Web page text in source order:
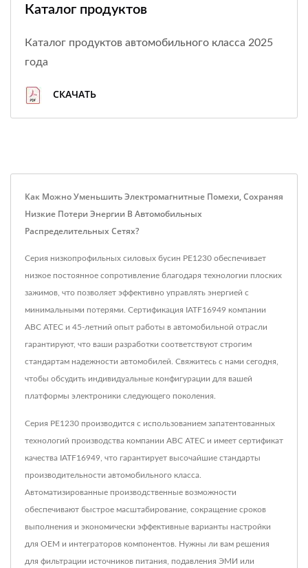
Каталог продуктов
Каталог продуктов автомобильного класса 2025
года
СКАЧАТЬ
Как Можно Уменьшить Электромагнитные Помехи, Сохраняя
Низкие Потери Энергии В Автомобильных
Распределительных Сетях?
Серия низкопрофильных силовых бусин PE1230 обеспечивает
низкое постоянное сопротивление благодаря технологии плоских
зажимов, что позволяет эффективно управлять энергией с
минимальными потерями. Сертификация IATF16949 компании
ABC ATEC и 45-летний опыт работы в автомобильной отрасли
гарантируют, что ваши разработки соответствуют строгим
стандартам надежности автомобилей. Свяжитесь с нами сегодня,
чтобы обсудить индивидуальные конфигурации для вашей
платформы электроники следующего поколения.
Серия PE1230 производится с использованием запатентованных
технологий производства компании ABC ATEC и имеет сертификат
качества IATF16949, что гарантирует высочайшие стандарты
производительности автомобильного класса.
Автоматизированные производственные возможности
обеспечивают быстрое масштабирование, сокращение сроков
выполнения и экономически эффективные варианты настройки
для OEM и интеграторов компонентов. Нужны ли вам решения
для фильтрации источников питания, подавления ЭМИ или